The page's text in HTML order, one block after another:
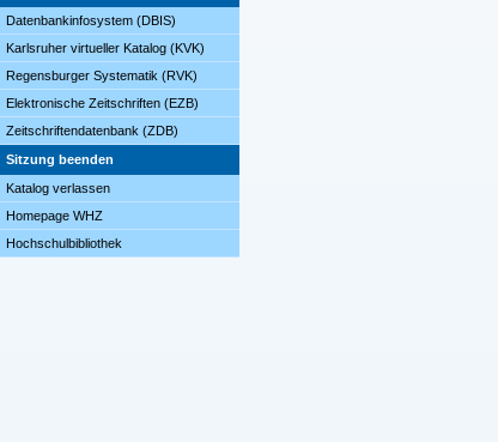
Datenbankinfosystem (DBIS)
Karlsruher virtueller Katalog (KVK)
Regensburger Systematik (RVK)
Elektronische Zeitschriften (EZB)
Zeitschriftendatenbank (ZDB)
Sitzung beenden
Katalog verlassen
Homepage WHZ
Hochschulbibliothek